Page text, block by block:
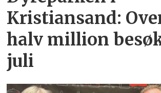
Kristiansand:
halv million
juli